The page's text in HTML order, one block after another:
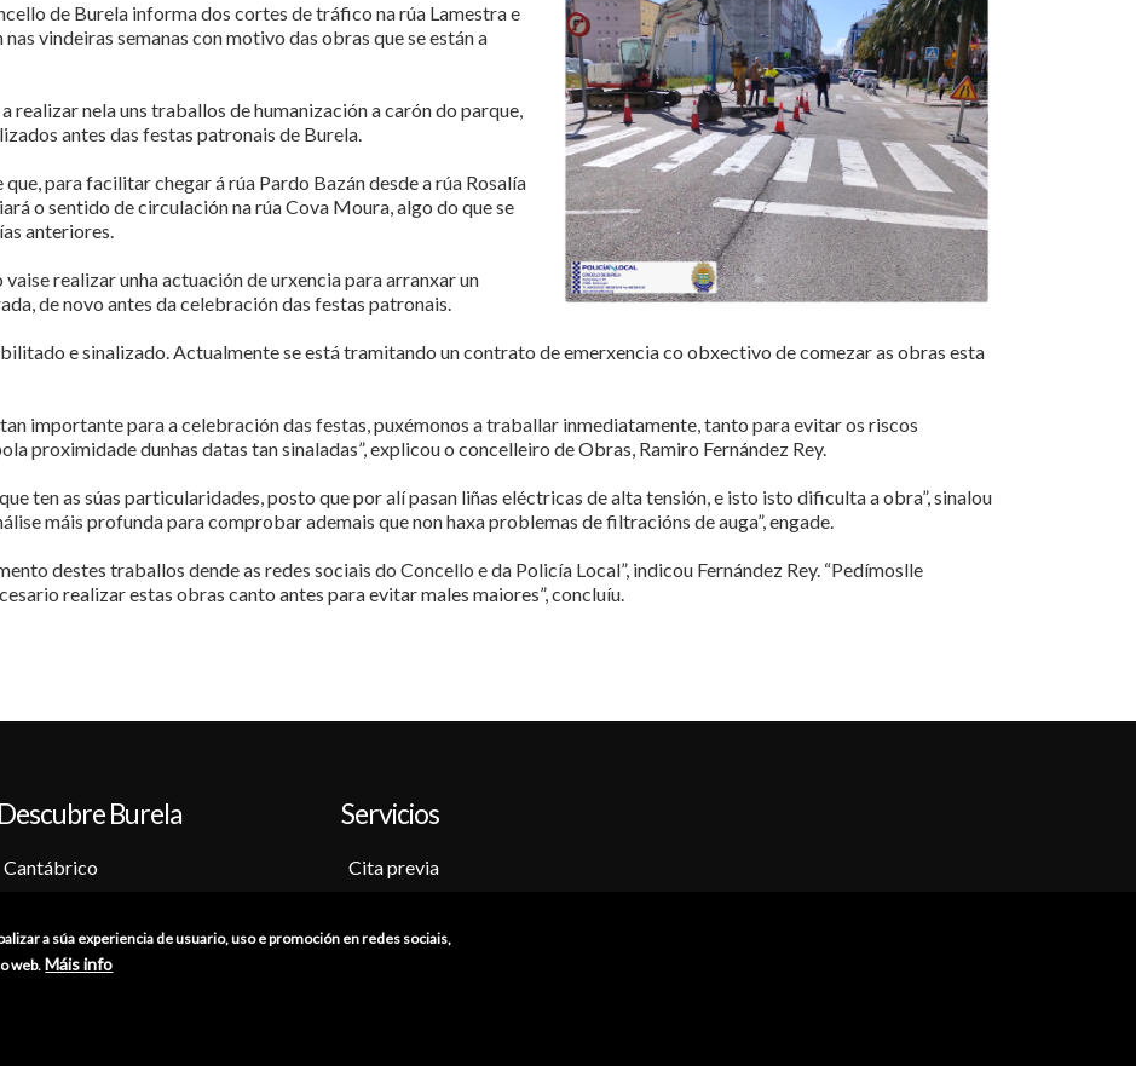
de Burela informa dos cortes de tráfico na rúa Lamestra e
vindeiras semanas con motivo das obras que se están a
realizar nela uns traballos de humanización a carón do parque,
antes das festas patronais de Burela.
para facilitar chegar á rúa Pardo Bazán desde a rúa Rosalía
o sentido de circulación na rúa Cova Moura, algo do que se
anteriores.
realizar unha actuación de urxencia para arranxar un
de novo antes da celebración das festas patronais.
e sinalizado. Actualmente se está tramitando un contrato de emerxencia co obxectivo de comezar as obras esta
importante para a celebración das festas, puxémonos a traballar inmediatamente, tanto para evitar os riscos
proximidade dunhas datas tan sinaladas”, explicou o concelleiro de Obras, Ramiro Fernández Rey.
ten as súas particularidades, posto que por alí pasan liñas eléctricas de alta tensión, e isto isto dificulta a obra”, sinalou
máis profunda para comprobar ademais que non haxa problemas de filtracións de auga”, engade.
destes traballos dende as redes sociais do Concello e da Policía Local”, indicou Fernández Rey. “Pedímoslle
realizar estas obras canto antes para evitar males maiores”, concluíu.
Descubre Burela
Cantábrico
Tradición
Fiestas
Servicios
Cita previa
Catálogo de trámites
a súa experiencia de usuario, uso e promoción en redes sociais,
web. Máis info